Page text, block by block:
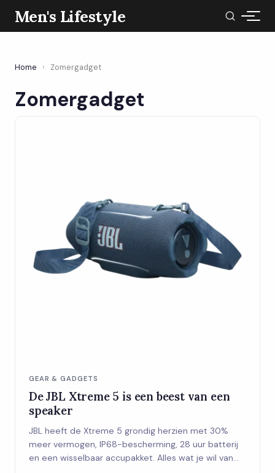
Men's Lifestyle
Home › Zomergadget
Zomergadget
GEAR & GADGETS
De JBL Xtreme 5 is een beest van een
speaker
JBL heeft de Xtreme 5 grondig herzien met 30%
meer vermogen, IP68-bescherming, 28 uur batterij
en een wisselbaar accupakket. Alles wat je wil van